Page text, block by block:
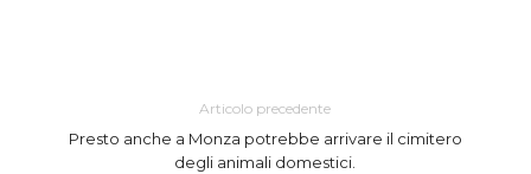
Articolo precedente
Presto anche a Monza potrebbe arrivare il cimitero
degli animali domestici.